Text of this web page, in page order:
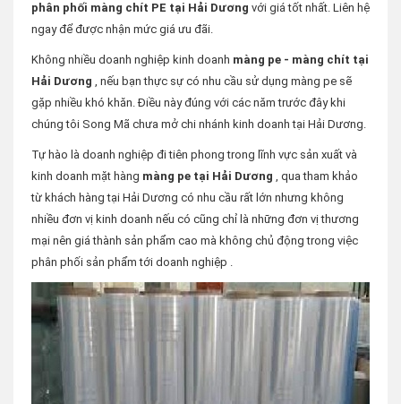
phân phối màng chít PE tại Hải Dương với giá tốt nhất. Liên hệ
ngay để được nhận mức giá ưu đãi.
Không nhiều doanh nghiệp kinh doanh màng pe - màng chít tại
Hải Dương , nếu bạn thực sự có nhu cầu sử dụng màng pe sẽ
gặp nhiều khó khăn. Điều này đúng với các năm trước đây khi
chúng tôi Song Mã chưa mở chi nhánh kinh doanh tại Hải Dương.
Tự hào là doanh nghiệp đi tiên phong trong lĩnh vực sản xuất và
kinh doanh mặt hàng màng pe tại Hải Dương , qua tham khảo
từ khách hàng tại Hải Dương có nhu cầu rất lớn nhưng không
nhiều đơn vị kinh doanh nếu có cũng chỉ là những đơn vị thương
mại nên giá thành sản phẩm cao mà không chủ động trong việc
phân phối sản phẩm tới doanh nghiệp .